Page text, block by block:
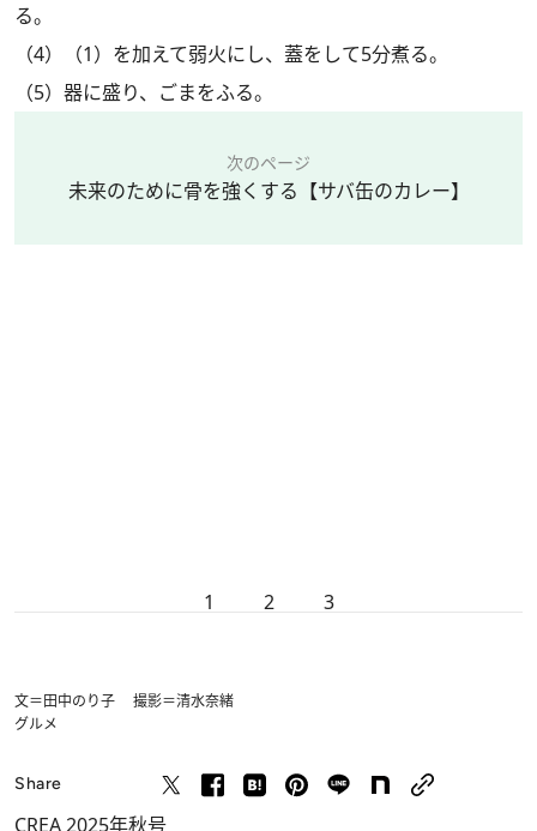
る。
（4）（1）を加えて弱火にし、蓋をして5分煮る。
（5）器に盛り、ごまをふる。
次のページ
未来のために骨を強くする【サバ缶のカレー】
1 2 3
文＝田中のり子 撮影＝清水奈緒
グルメ
Share
CREA 2025年秋号